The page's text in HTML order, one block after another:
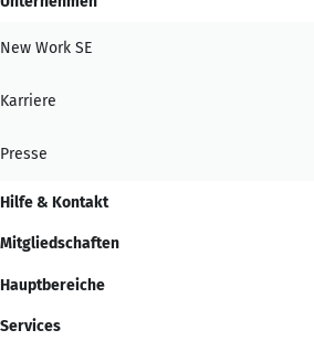
New Work SE
Karriere
Presse
Hilfe & Kontakt
Mitgliedschaften
Hauptbereiche
Services